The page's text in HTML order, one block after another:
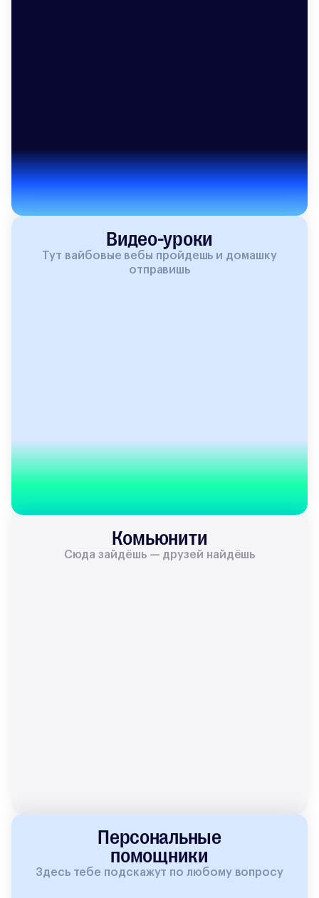
Видео-уроки
Тут вайбовые вебы пройдешь и домашку
отправишь
Комьюнити
Сюда зайдёшь — друзей найдёшь
Персональные
помощники
Здесь тебе подскажут по любому вопросу